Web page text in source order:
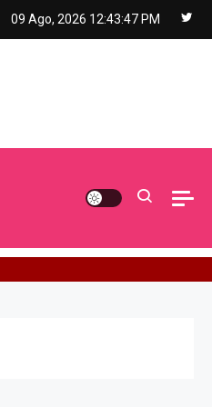
09 Ago, 2026 12:43:48 PM